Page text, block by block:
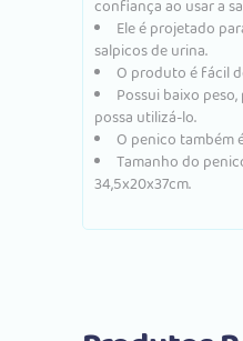
confiança ao usar a
Ele é projetado
salpicos de urina.
O produto é fácil
Possui baixo
possa utilizá-lo.
O penico também
Tamanho do
34,5x20x37cm.